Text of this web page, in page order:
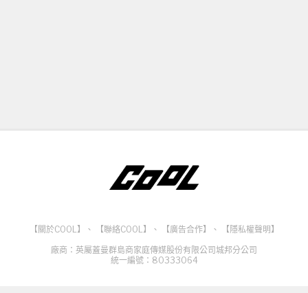
【關於COOL】 、 【聯絡COOL】 、 【廣告合作】 、
【隱私權聲明】
廠商：英屬蓋曼群島商家庭傳媒股份有限公司城邦分公司
統一編號：80333064